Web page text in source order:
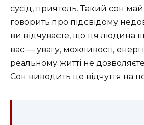
сусід, приятель. Такий сон
говорить про підсвідому
ви відчуваєте, що ця людина
вас — увагу, можливості,
реальному житті не
Сон виводить це відчуття на